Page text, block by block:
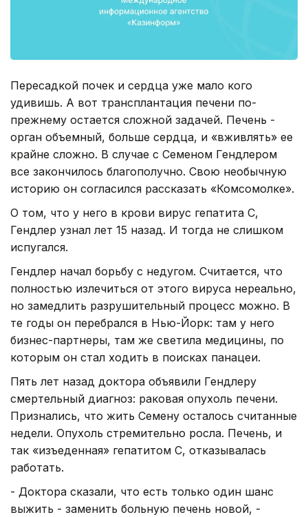
Пересадкой почек и сердца уже мало кого
удивишь. А вот трансплантация печени по-
прежнему остается сложной задачей. Печень -
орган объемный, больше сердца, и «вживлять» ее
крайне сложно. В случае с Семеном Гендлером
все закончилось благополучно. Свою необычную
историю он согласился рассказать «Комсомолке».
О том, что у него в крови вирус гепатита С,
Гендлер узнал лет 15 назад. И тогда не слишком
испугался.
Гендлер начал борьбу с недугом. Считается, что
полностью излечиться от этого вируса нереально,
но замедлить разрушительный процесс можно. В
те годы он перебрался в Нью-Йорк: там у него
бизнес-партнеры, там же светила медицины, по
которым он стал ходить в поисках панацеи.
Пять лет назад доктора объявили Гендлеру
смертельный диагноз: раковая опухоль печени.
Признались, что жить Семену осталось считанные
недели. Опухоль стремительно росла. Печень, и
так «изъеденная» гепатитом С, отказывалась
работать.
- Доктора сказали, что есть только один шанс
выжить - заменить больную печень новой, -